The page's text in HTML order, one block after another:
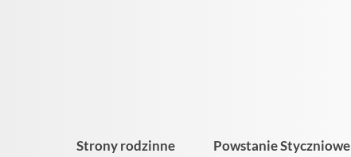
Strony rodzinne Powstanie Styczniowe